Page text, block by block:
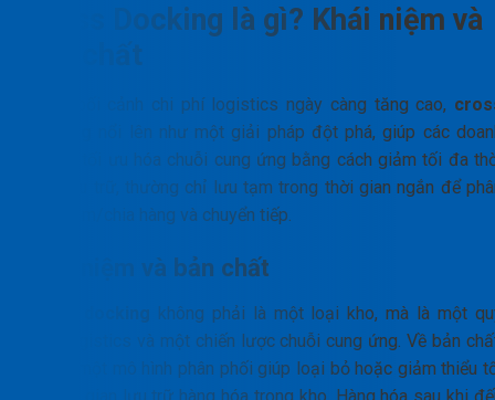
Cross Docking là gì? Khái niệm và
bản chất
Trong bối cảnh chi phí logistics ngày càng tăng cao,
nổi lên như một giải pháp đột phá, giúp các
nghiệp tối ưu hóa chuỗi cung ứng bằng cách giảm tối đa
gian lưu trữ, thường chỉ lưu tạm trong thời gian ngắn để
loại, gom/chia hàng và chuyển tiếp.
Khái niệm và bản chất
Cross docking không phải là một loại kho, mà là một
trình logistics và một chiến lược chuỗi cung ứng. Về bản
đây là một mô hình phân phối giúp loại bỏ hoặc giảm thiểu